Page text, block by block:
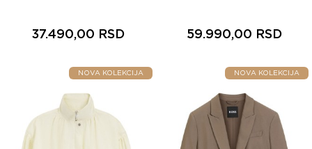
37.490,00 RSD 59.990,00 RSD
NOVA KOLEKCIJA NOVA KOLEKCIJA